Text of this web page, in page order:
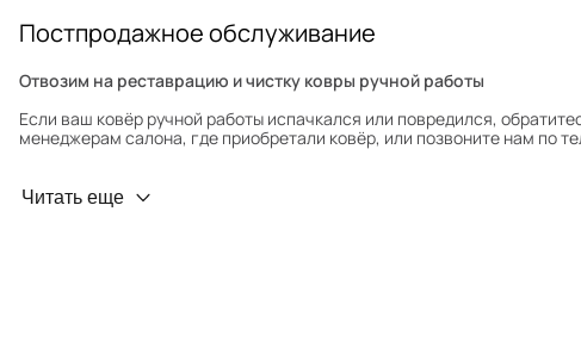
Постпродажное обслуживание
Отвозим на реставрацию и чистку ковры ручной работы
Если ваш ковёр ручной работы испачкался или повредился,
менеджерам салона, где приобретали ковёр, или позвоните нам по
Профилактика износа
Читать еще